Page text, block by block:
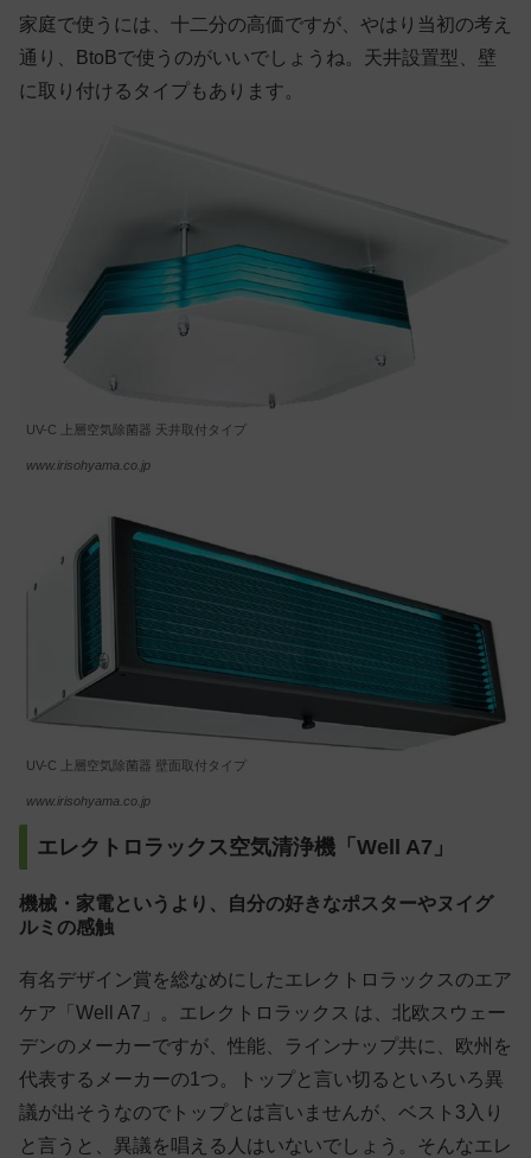
家庭で使うには、十二分の高価ですが、やはり当初の考え
通り、BtoBで使うのがいいでしょうね。天井設置型、壁
に取り付けるタイプもあります。
UV-C 上層空気除菌器 天井取付タイプ
www.irisohyama.co.jp
UV-C 上層空気除菌器 壁面取付タイプ
www.irisohyama.co.jp
エレクトロラックス空気清浄機「Well A7」
機械・家電というより、自分の好きなポスターやヌイグ
ルミの感触
有名デザイン賞を総なめにしたエレクトロラックスのエア
ケア「Well A7」。エレクトロラックス は、北欧スウェー
デンのメーカーですが、性能、ラインナップ共に、欧州を
代表するメーカーの1つ。トップと言い切るといろいろ異
議が出そうなのでトップとは言いませんが、ベスト3入り
と言うと、異議を唱える人はいないでしょう。そんなエレ